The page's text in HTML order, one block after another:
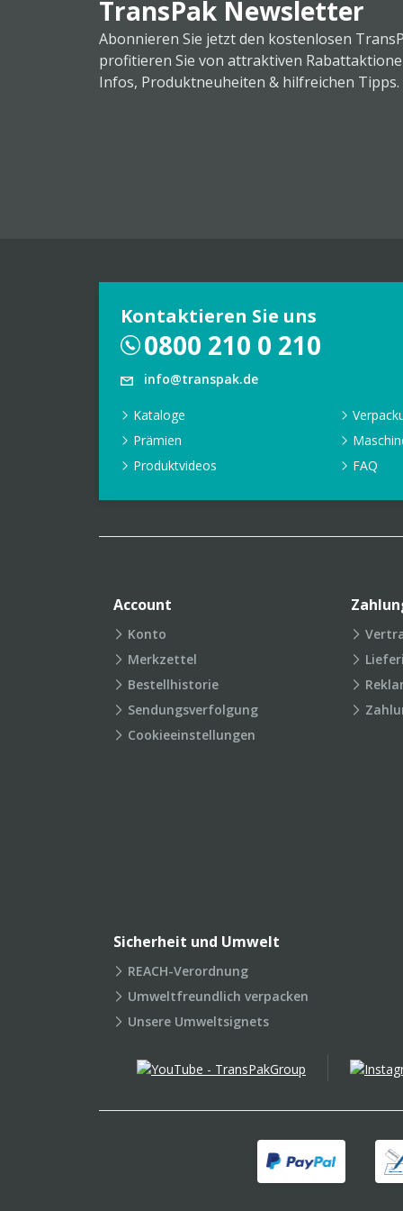
TransPak Newsletter
Abonnieren Sie jetzt den kostenlosen
profitieren Sie von attraktiven
Infos, Produktneuheiten & hilfreichen Tipps.
Kontaktieren Sie uns
0800 210 0 210
info@transpak.de
Kataloge
Prämien
Produktvideos
FAQ
Account
Konto
Merkzettel
Bestellhistorie
Sendungsverfolgung
Cookieeinstellungen
Sicherheit und Umwelt
REACH-Verordnung
Umweltfreundlich verpacken
Unsere Umweltsignets